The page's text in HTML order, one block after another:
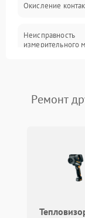
Окисление
Неисправность
измерительного
Поломка платы
Ремонт